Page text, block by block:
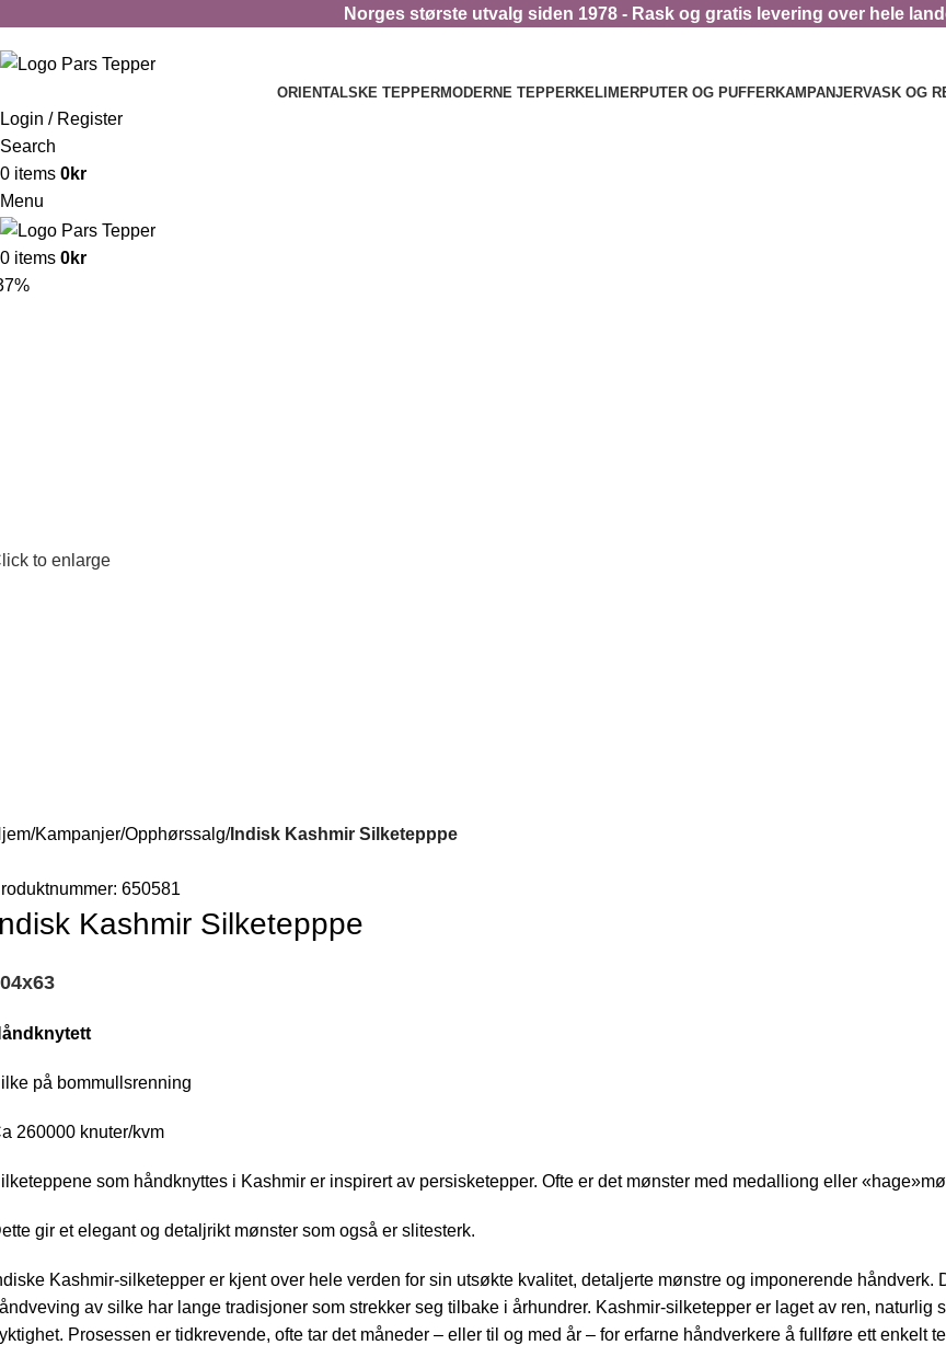
Norges største utvalg siden 1978 - Rask og gratis levering over hele
ORIENTALSKE TEPPERMODERNE TEPPERKELIMERPUTER OG PUFFERKAMPANJERVASK OG
Login / Register
Search
0 items 0kr
Menu
0 items 0kr
to enlarge
Kampanjer Opphørssalg Indisk Kashmir Silketepppe
650581
Kashmir Silketepppe
x63
på bommullsrenning
260000 knuter/kvm
som håndknyttes i Kashmir er inspirert av persisketepper. Ofte er det mønster med medalliong eller
gir et elegant og detaljrikt mønster som også er slitesterk.
Kashmir-silketepper er kjent over hele verden for sin utsøkte kvalitet, detaljerte mønstre og imponerende
av silke har lange tradisjoner som strekker seg tilbake i århundrer. Kashmir-silketepper er laget av ren, naturlig
Prosessen er tidkrevende, ofte tar det måneder – eller til og med år – for erfarne håndverkere å fullføre ett enkelt